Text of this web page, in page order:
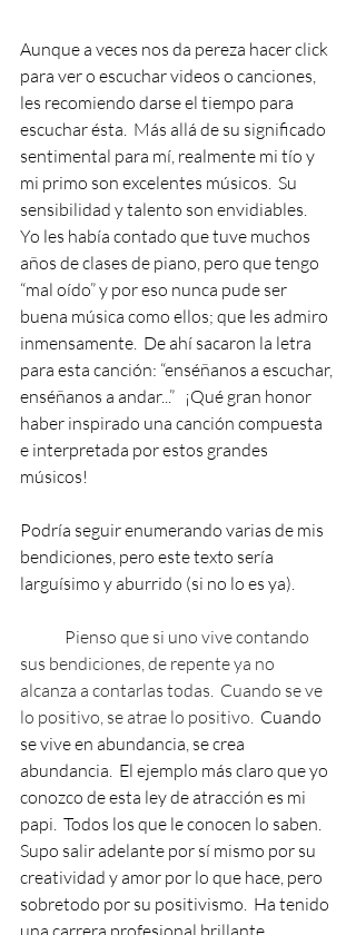
Aunque a veces nos da pereza hacer click
para ver o escuchar videos o canciones,
les recomiendo darse el tiempo para
escuchar ésta.  Más allá de su significado
sentimental para mí, realmente mi tío y
mi primo son excelentes músicos.  Su
sensibilidad y talento son envidiables.
Yo les había contado que tuve muchos
años de clases de piano, pero que tengo
“mal oído” y por eso nunca pude ser
buena música como ellos; que les admiro
inmensamente.  De ahí sacaron la letra
para esta canción: “enséñanos a escuchar,
enséñanos a andar...”   ¡Qué gran honor
haber inspirado una canción compuesta
e interpretada por estos grandes
músicos!
Podría seguir enumerando varias de mis
bendiciones, pero este texto sería
larguísimo y aburrido (si no lo es ya).
sus bendiciones, de repente ya no
alcanza a contarlas todas.  Cuando se ve
lo positivo, se atrae lo positivo. Cuando
se vive en abundancia, se crea
abundancia.  El ejemplo más claro que yo
conozco de esta ley de atracción es mi
papi.  Todos los que le conocen lo saben.
Supo salir adelante por sí mismo por su
creatividad y amor por lo que hace, pero
sobretodo por su positivismo.  Ha tenido